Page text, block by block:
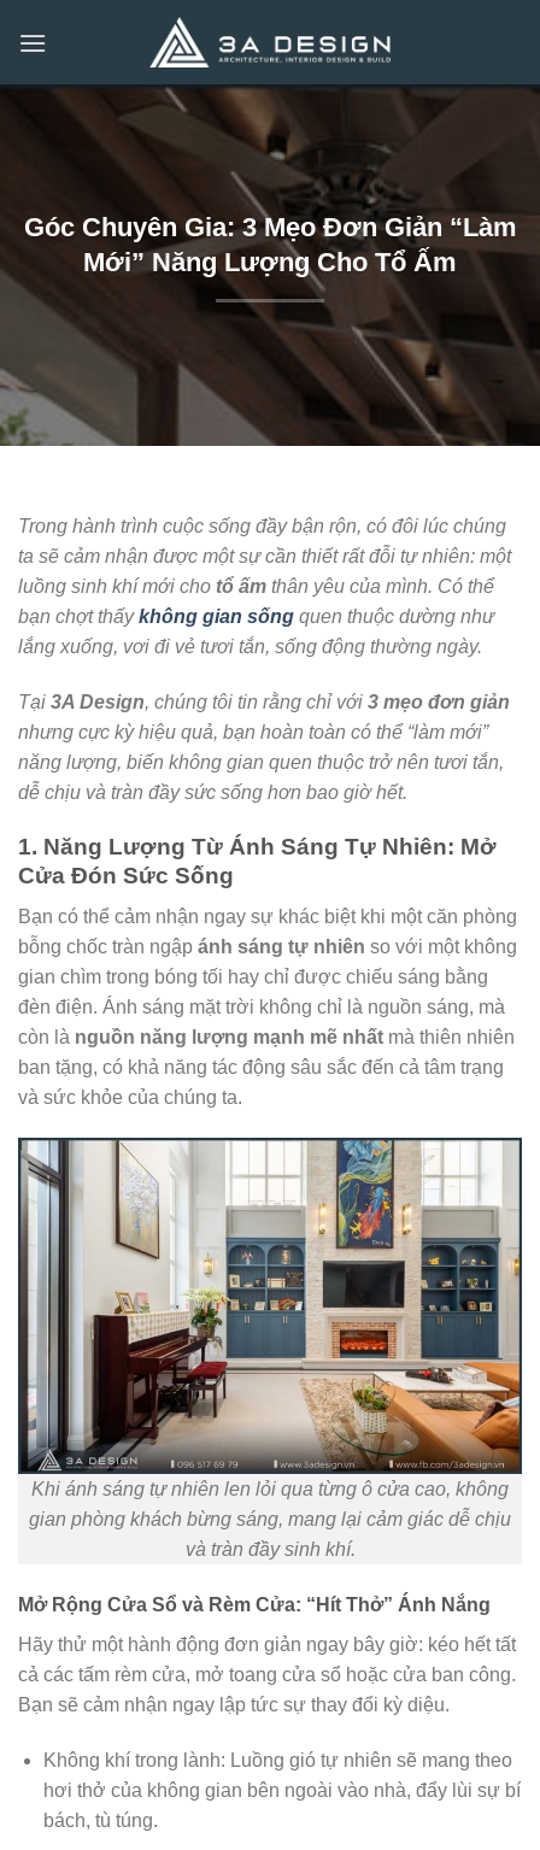
qua
Góc Chuyên Gia: 3 Mẹo Đơn Giản “Làm
Mới” Năng Lượng Cho Tổ Ấm
Trong hành trình cuộc sống đầy bận rộn, có đôi lúc chúng
ta sẽ cảm nhận được một sự cần thiết rất đỗi tự nhiên: một
luồng sinh khí mới cho tổ ấm thân yêu của mình. Có thể
bạn chợt thấykhông gian sống quen thuộc dường như
lắng xuống, vơi đi vẻ tươi tắn, sống động thường ngày.
Tại 3A Design, chúng tôi tin rằng chỉ với 3 mẹo đơn giản
nhưng cực kỳ hiệu quả, bạn hoàn toàn có thể “làm mới”
năng lượng, biến không gian quen thuộc trở nên tươi tắn,
dễ chịu và tràn đầy sức sống hơn bao giờ hết.
1. Năng Lượng Từ Ánh Sáng Tự Nhiên: Mở
Cửa Đón Sức Sống
Bạn có thể cảm nhận ngay sự khác biệt khi một căn phòng
bỗng chốc tràn ngập ánh sáng tự nhiên so với một không
gian chìm trong bóng tối hay chỉ được chiếu sáng bằng
đèn điện. Ánh sáng mặt trời không chỉ là nguồn sáng, mà
còn là nguồn năng lượng mạnh mẽ nhất mà thiên nhiên
ban tặng, có khả năng tác động sâu sắc đến cả tâm trạng
và sức khỏe của chúng ta.
Khi ánh sáng tự nhiên len lỏi qua từng ô cửa cao, không
gian phòng khách bừng sáng, mang lại cảm giác dễ chịu
và tràn đầy sinh khí.
Mở Rộng Cửa Sổ và Rèm Cửa: “Hít Thở” Ánh Nắng
Hãy thử một hành động đơn giản ngay bây giờ: kéo hết tất
cả các tấm rèm cửa, mở toang cửa sổ hoặc cửa ban công.
Bạn sẽ cảm nhận ngay lập tức sự thay đổi kỳ diệu.
Không khí trong lành: Luồng gió tự nhiên sẽ mang theo
hơi thở của không gian bên ngoài vào nhà, đẩy lùi sự bí
bách, tù túng.